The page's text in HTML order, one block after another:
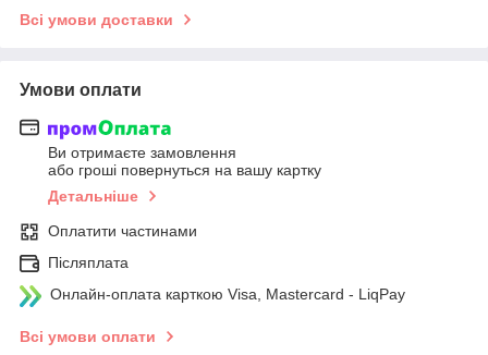
Всі умови доставки
Умови оплати
Ви отримаєте замовлення
або гроші повернуться на вашу картку
Детальніше
Оплатити частинами
Післяплата
Онлайн-оплата карткою Visa, Mastercard - LiqPay
Всі умови оплати